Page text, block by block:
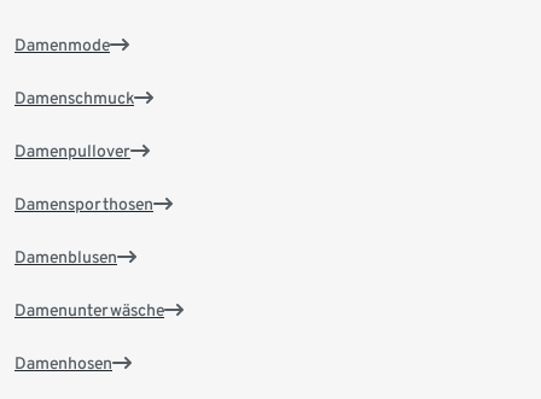
Damenmode
Damenschmuck
Damenpullover
Damensporthosen
Damenblusen
Damenunterwäsche
Damenhosen